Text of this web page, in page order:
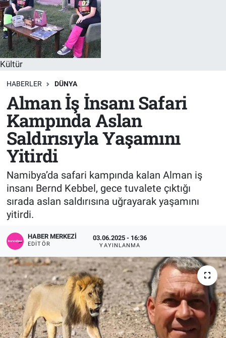
Kültür
HABERLER DÜNYA
Alman İş İnsanı Safari
Kampında Aslan
Saldırısıyla Yaşamını
Yitirdi
Namibya’da safari kampında kalan Alman iş
insanı Bernd Kebbel, gece tuvalete çıktığı
sırada aslan saldırısına uğrayarak yaşamını
yitirdi.
HABER MERKEZI
EDITÖR
03.06.2025 - 16:36
YAYINLANMA
Sağlık
Spor
Tv Medya
KÜLTÜR SANAT